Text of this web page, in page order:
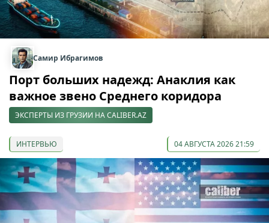
Самир Ибрагимов
Порт больших надежд: Анаклия как
важное звено Среднего коридора
ЭКСПЕРТЫ ИЗ ГРУЗИИ НА CALIBER.AZ
ИНТЕРВЬЮ 04 АВГУСТА 2026 21:59